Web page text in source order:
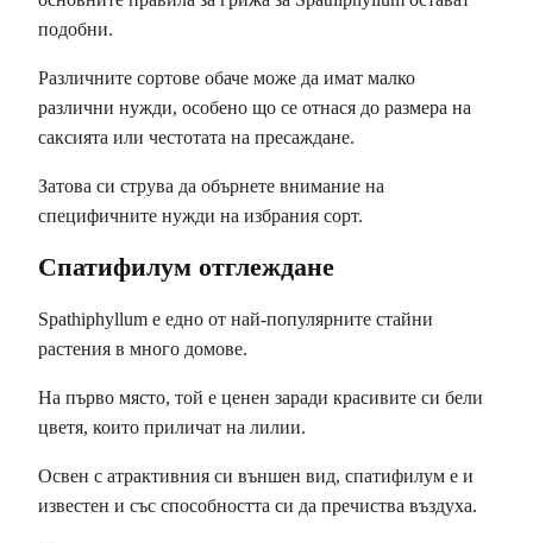
подобни.
Различните сортове обаче може да имат малко
различни нужди, особено що се отнася до размера на
саксията или честотата на пресаждане.
Затова си струва да обърнете внимание на
специфичните нужди на избрания сорт.
Спатифилум отглеждане
Spathiphyllum е едно от най-популярните стайни
растения в много домове.
На първо място, той е ценен заради красивите си бели
цветя, които приличат на лилии.
Освен с атрактивния си външен вид, спатифилум е и
известен и със способността си да пречиства въздуха.